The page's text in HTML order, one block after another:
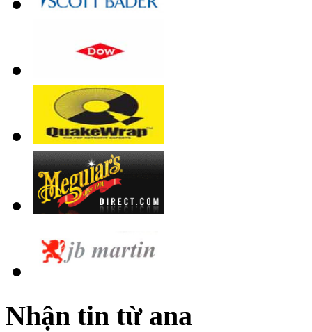
Nhận tin từ ana